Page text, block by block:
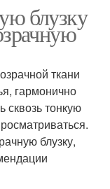
блузку
ткани
гармонично
тонкую
блузку,